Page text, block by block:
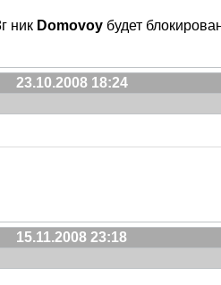
ник Domovoy будет
23.10.2008 18:24
15.11.2008 23:18